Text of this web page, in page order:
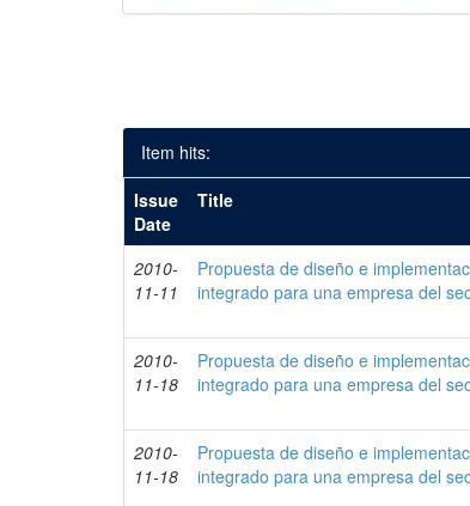
Item hits:
Issue
Date
Title
2010-
11-11
Propuesta de diseño e
integrado para una empresa del
2010-
11-18
Propuesta de diseño e
integrado para una empresa del
2010-
11-18
Propuesta de diseño e
integrado para una empresa del